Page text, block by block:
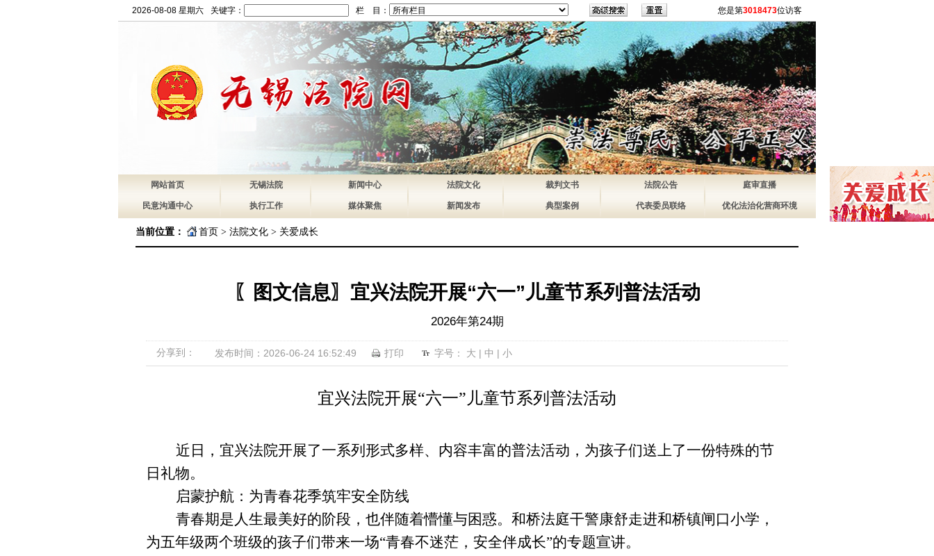
2026-08-08 星期六 关键字： 栏 目： 您是第3018473位访客
网站首页 无锡法院 新闻中心 法院文化 裁判文书 法院公告 庭审直播
民意沟通中心 执行工作 媒体聚焦 新闻发布 典型案例 代表委员联络 优化法治化营商环境
当前位置： 首页 > 法院文化 > 关爱成长
〖图文信息〗宜兴法院开展“六一”儿童节系列普法活动
2026年第24期
分享到： 发布时间：2026-06-24 16:52:49 打印 字号： 大 | 中 | 小
宜兴法院开展“六一”儿童节系列普法活动
近日，宜兴法院开展了一系列形式多样、内容丰富的普法活动，为孩子们送上了一份特殊的节
日礼物。
启蒙护航：为青春花季筑牢安全防线
青春期是人生最美好的阶段，也伴随着懵懂与困惑。和桥法庭干警康舒走进和桥镇闸口小学，
为五年级两个班级的孩子们带来一场“青春不迷茫，安全伴成长”的专题宣讲。